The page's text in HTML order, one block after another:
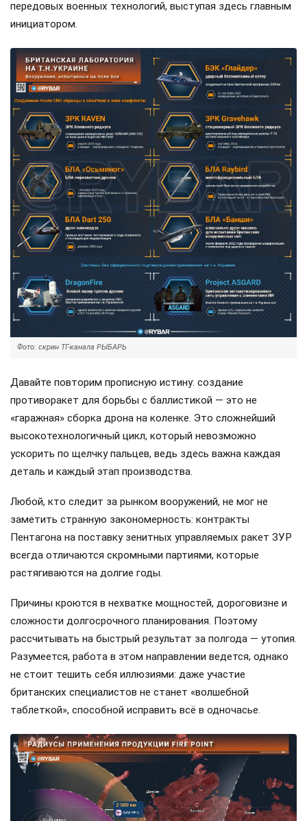
передовых военных технологий, выступая здесь главным
инициатором.
Фото: скрин ТГ-канала РЫБАРЬ
Давайте повторим прописную истину: создание
противоракет для борьбы с баллистикой — это не
«гаражная» сборка дрона на коленке. Это сложнейший
высокотехнологичный цикл, который невозможно
ускорить по щелчку пальцев, ведь здесь важна каждая
деталь и каждый этап производства.
Любой, кто следит за рынком вооружений, не мог не
заметить странную закономерность: контракты
Пентагона на поставку зенитных управляемых ракет ЗУР
всегда отличаются скромными партиями, которые
растягиваются на долгие годы.
Причины кроются в нехватке мощностей, дороговизне и
сложности долгосрочного планирования. Поэтому
рассчитывать на быстрый результат за полгода — утопия.
Разумеется, работа в этом направлении ведется, однако
не стоит тешить себя иллюзиями: даже участие
британских специалистов не станет «волшебной
таблеткой», способной исправить всё в одночасье.